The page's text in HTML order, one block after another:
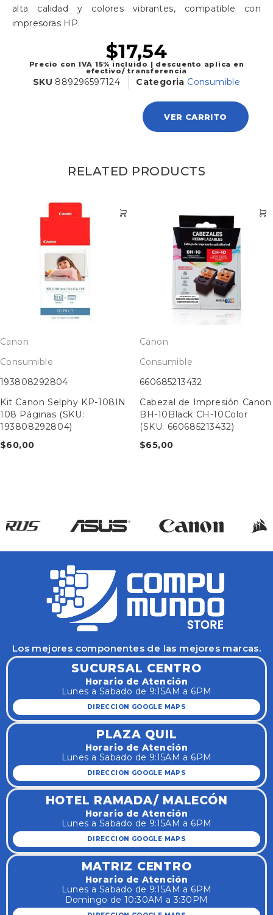
alta calidad y colores vibrantes, compatible con
impresoras HP.
$17,54
Precio con IVA 15% incluido | descuento aplica en
efectivo/ transferencia
SKU 889296597124 Categoria Consumible
VER CARRITO
RELATED PRODUCTS
Canon
Consumible
193808292804
Kit Canon Selphy KP-108IN
108 Páginas (SKU:
193808292804)
$60,00
Canon
Consumible
660685213432
Cabezal de Impresión Canon
BH-10Black CH-10Color
(SKU: 660685213432)
$65,00
Los mejores componentes de las mejores marcas.
SUCURSAL CENTRO
Horario de Atención
Lunes a Sabado de 9:15AM a 6PM
DIRECCION GOOGLE MAPS
PLAZA QUIL
Horario de Atención
Lunes a Sabado de 9:15AM a 6PM
DIRECCION GOOGLE MAPS
HOTEL RAMADA/ MALECÓN
Horario de Atención
Lunes a Sabado de 9:15AM a 6PM
DIRECCION GOOGLE MAPS
MATRIZ CENTRO
Horario de Atención
Lunes a Sabado de 9:15AM a 6PM
Domingo de 10:30AM a 3:30PM